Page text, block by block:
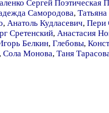
Сергей Поэтическая
Самородова,
, Анатоль Кудласевич, Пери
Сретенский, Анастасия
Белкин, Глебовы,
, Сола Монова, Таня